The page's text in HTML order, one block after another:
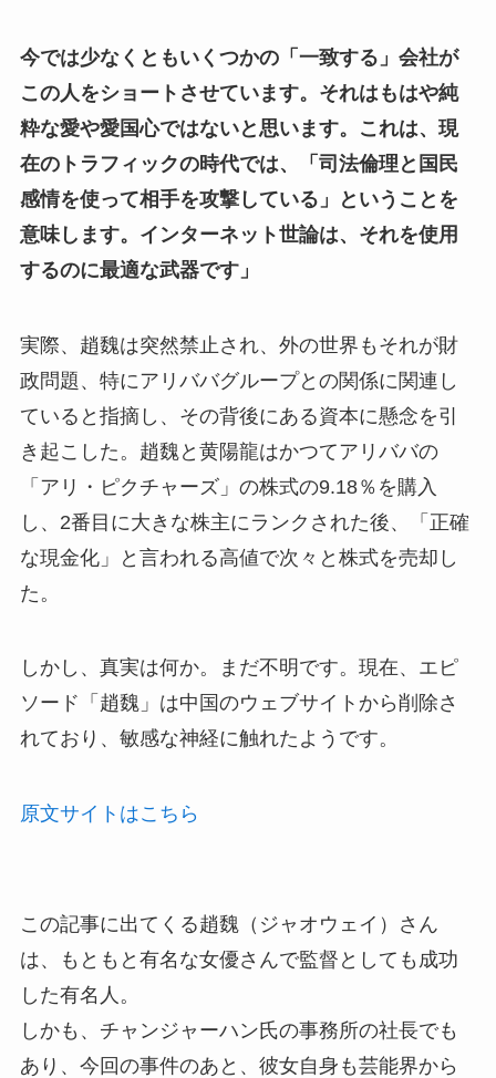
今では少なくともいくつかの「一致する」会社が
この人をショートさせています。それはもはや純
粋な愛や愛国心ではないと思います。これは、現
在のトラフィックの時代では、「司法倫理と国民
感情を使って相手を攻撃している」ということを
意味します。インターネット世論は、それを使用
するのに最適な武器です」
実際、趙魏は突然禁止され、外の世界もそれが財
政問題、特にアリババグループとの関係に関連し
ていると指摘し、その背後にある資本に懸念を引
き起こした。趙魏と黄陽龍はかつてアリババの
「アリ・ピクチャーズ」の株式の9.18％を購入
し、2番目に大きな株主にランクされた後、「正確
な現金化」と言われる高値で次々と株式を売却し
た。
しかし、真実は何か。まだ不明です。現在、エピ
ソード「趙魏」は中国のウェブサイトから削除さ
れており、敏感な神経に触れたようです。
原文サイトはこちら
この記事に出てくる趙魏（ジャオウェイ）さん
は、もともと有名な女優さんで監督としても成功
した有名人。
しかも、チャンジャーハン氏の事務所の社長でも
あり、今回の事件のあと、彼女自身も芸能界から